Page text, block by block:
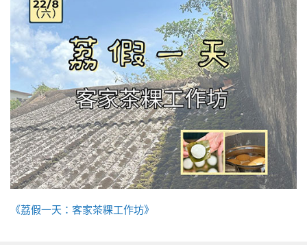
《荔假一天：客家茶粿工作坊》